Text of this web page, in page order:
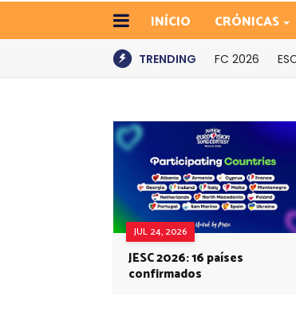
INÍCIO CRÓNICAS
TRENDING FC 2026
JUL 24, 2026
JESC 2026: 16 países
confirmados